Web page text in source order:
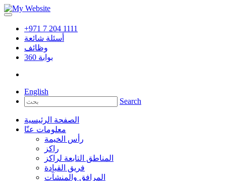
+971 7 204 1111
أسئلة شائعة
وظائف
360 بوابة
English
Search
الصفحة الرئيسية
معلومات عنّا
رأس الخيمة
راكز
المناطق التابعة لراكز
فريق القيادة
المرافق والمنشآت